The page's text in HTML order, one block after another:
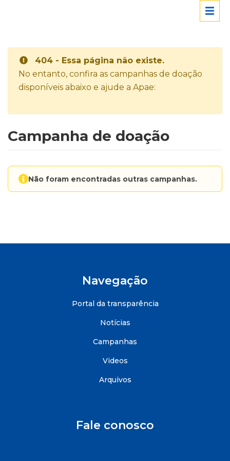
404 - Essa página não existe.
No entanto, confira as campanhas de doação
disponíveis abaixo e ajude a Apae:
Campanha de doação
Não foram encontradas outras campanhas.
Navegação
Portal da transparência
Notícias
Campanhas
Videos
Arquivos
Fale conosco